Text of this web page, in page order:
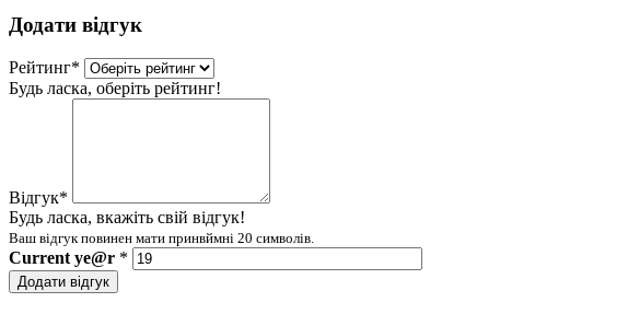
Додати відгук
Рейтинг*
Будь ласка, оберіть рейтинг!
Відгук*
Будь ласка, вкажіть свій відгук!
Ваш відгук повинен мати принвймні 20 символів.
Current ye@r *
Додати відгук